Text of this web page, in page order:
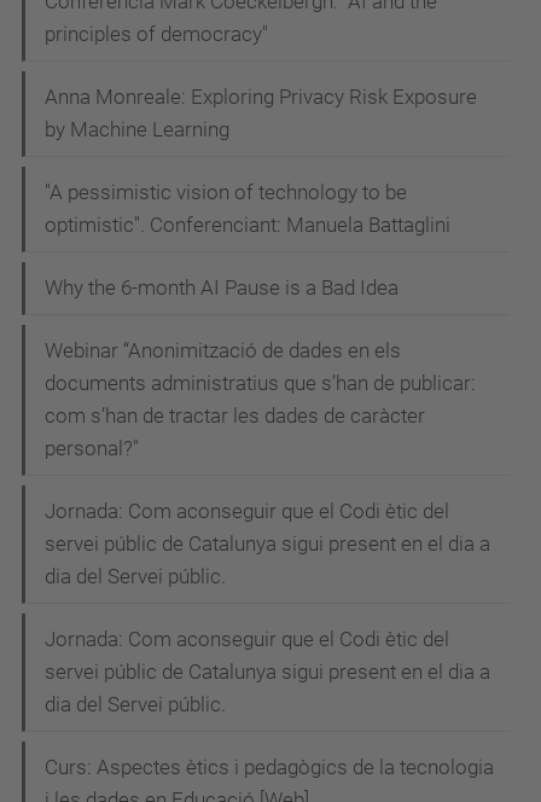
principles of democracy"
Anna Monreale: Exploring Privacy Risk Exposure
by Machine Learning
"A pessimistic vision of technology to be
optimistic". Conferenciant: Manuela Battaglini
Why the 6-month AI Pause is a Bad Idea
Webinar “Anonimització de dades en els
documents administratius que s’han de publicar:
com s’han de tractar les dades de caràcter
personal?"
Jornada: Com aconseguir que el Codi ètic del
servei públic de Catalunya sigui present en el dia a
dia del Servei públic.
Jornada: Com aconseguir que el Codi ètic del
servei públic de Catalunya sigui present en el dia a
dia del Servei públic.
Curs: Aspectes ètics i pedagògics de la tecnologia